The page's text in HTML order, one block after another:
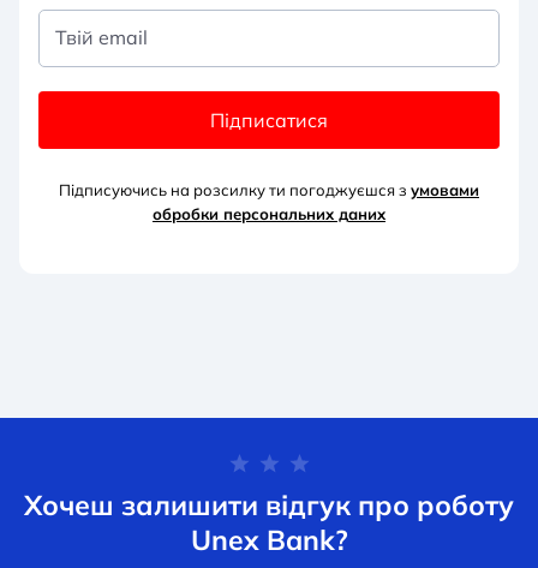
Твій email
Підписатися
Підписуючись на розсилку ти погоджуєшся з умовами
обробки персональних даних
Хочеш залишити відгук про роботу
Unex Bank?